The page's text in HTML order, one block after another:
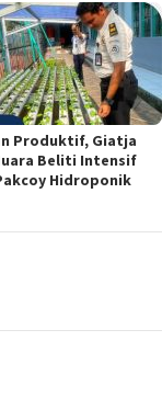
Produktif, Giatja
Beliti Intensif
Hidroponik